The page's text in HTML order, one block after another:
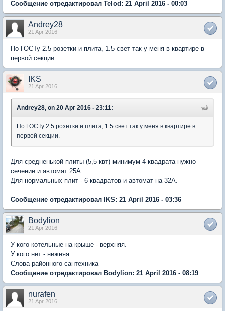
Сообщение отредактировал Telod: 21 April 2016 - 00:03
Andrey28
21 Apr 2016
По ГОСТу 2.5 розетки и плита, 1.5 свет так у меня в квартире в
первой секции.
IKS
21 Apr 2016
Andrey28, on 20 Apr 2016 - 23:11:
По ГОСТу 2.5 розетки и плита, 1.5 свет так у меня в квартире в
первой секции.
Для средненькой плиты (5,5 квт) минимум 4 квадрата нужно
сечение и автомат 25А.
Для нормальных плит - 6 квадратов и автомат на 32А.
Сообщение отредактировал IKS: 21 April 2016 - 03:36
Bodylion
21 Apr 2016
У кого котельные на крыше - верхняя.
У кого нет - нижняя.
Слова районного сантехника
Сообщение отредактировал Bodylion: 21 April 2016 - 08:19
nurafen
21 Apr 2016